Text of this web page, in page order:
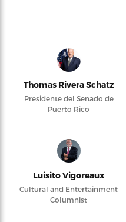
Thomas Rivera Schatz
Presidente del Senado de
Puerto Rico
Luisito Vigoreaux
Cultural and Entertainment
Columnist